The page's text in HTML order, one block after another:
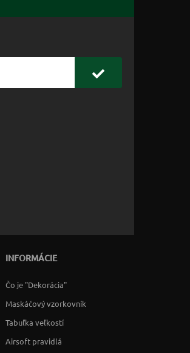
INFORMÁCIE
Čo je "Dekorácia"
Maskáčový vzorkovník
Tabuľka veľkostí
Airsoft pravidlá